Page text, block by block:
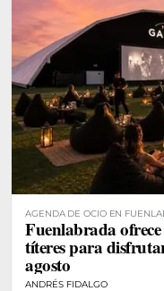
AGENDA DE OCIO EN
Fuenlabrada
títeres para
agosto
ANDRÉS FIDALGO